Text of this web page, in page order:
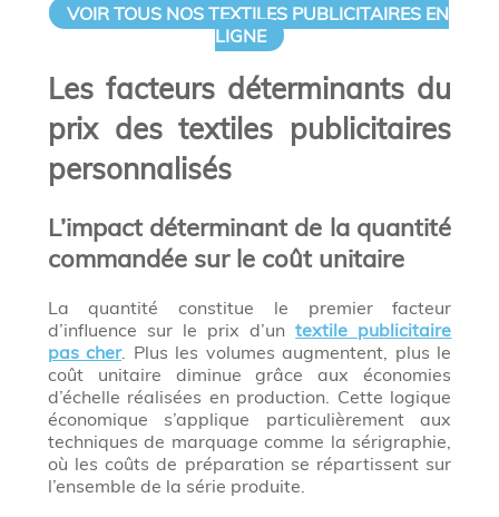
VOIR TOUS NOS TEXTILES PUBLICITAIRES EN
LIGNE
Les facteurs déterminants du
prix des textiles publicitaires
personnalisés
L’impact déterminant de la quantité
commandée sur le coût unitaire
La quantité constitue le premier facteur
d’influence sur le prix d’untextile publicitaire
pas cher. Plus les volumes augmentent, plus le
coût unitaire diminue grâce aux économies
d’échelle réalisées en production. Cette logique
économique s’applique particulièrement aux
techniques de marquage comme la sérigraphie,
où les coûts de préparation se répartissent sur
l’ensemble de la série produite.